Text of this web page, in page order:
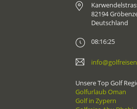
82194
Deutschland
08:16:25
Unsere Top Golf
Golfurlaub Oman
Golf in Zypern